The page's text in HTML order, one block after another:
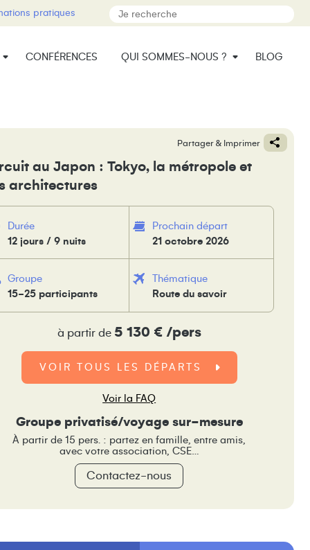
pratiques
CONFÉRENCES QUI SOMMES-NOUS ? BLOG
Partager & Imprimer
au Japon : Tokyo, la métropole et
architectures
Durée
12 jours / 9 nuits
Prochain départ
21 octobre 2026
Groupe
15-25 participants
Thématique
Route du savoir
à partir de 5 130 € /pers
VOIR TOUS LES DÉPARTS
Voir la FAQ
Groupe privatisé/voyage sur-mesure
À partir de 15 pers. : partez en famille, entre amis,
avec votre association, CSE…
Contactez-nous